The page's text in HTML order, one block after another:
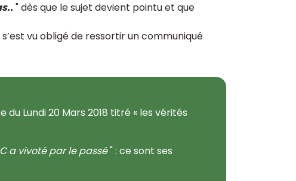
" dès que le sujet devient pointu et que
vu obligé de ressortir un communiqué
du Lundi 20 Mars 2018 titré « les vérités
a vivoté par le passé" : ce sont ses